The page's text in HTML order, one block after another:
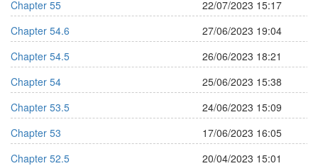
Chapter 55
22/07/2023 15:17
Chapter 54.6
27/06/2023 19:04
Chapter 54.5
26/06/2023 18:21
Chapter 54
25/06/2023 15:38
Chapter 53.5
24/06/2023 15:09
Chapter 53
17/06/2023 16:05
Chapter 52.5
20/04/2023 15:01